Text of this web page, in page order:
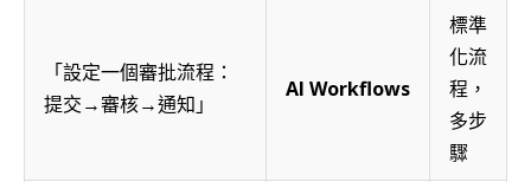
「設定一個審批流程：
提交→審核→通知」
AI Workflows
標準
化流
程，
多步
驟